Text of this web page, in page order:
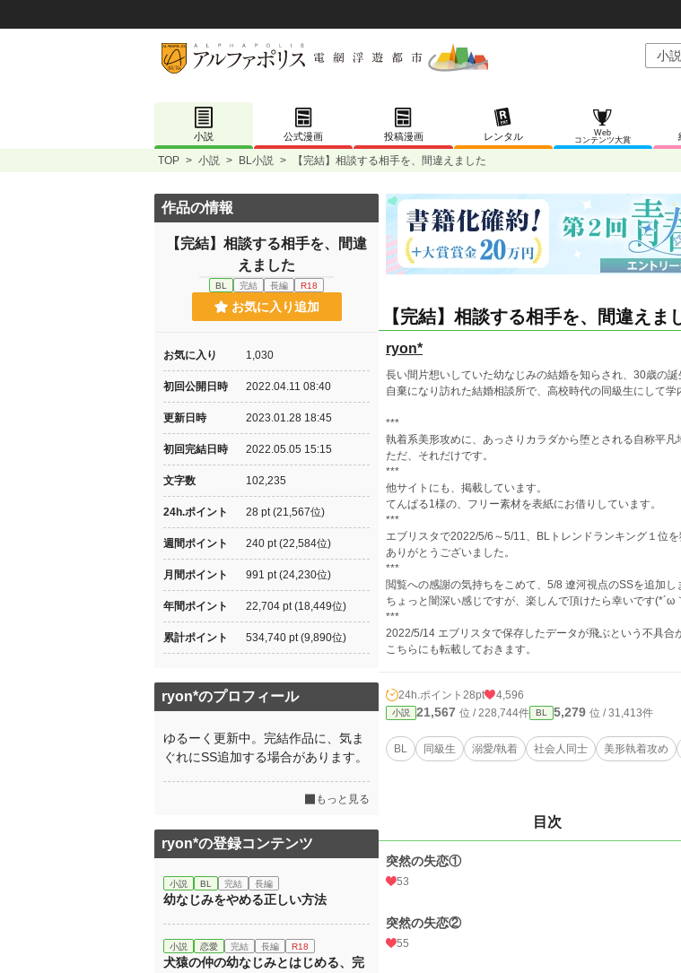
小説 公式漫画 投稿漫画 レンタル
Web
コンテンツ大賞
TOP > 小説 > BL小説 > 【完結】相談する相手を、間違えました
【完結】相談する相手を、間違えま
ryon*
長い間片想いしていた幼なじみの結婚を知らされ、30歳の誕
自棄になり訪れた結婚相談所で、高校時代の同級生にして
***
執着系美形攻めに、あっさりカラダから堕とされる自称平凡
ただ、それだけです。
***
他サイトにも、掲載しています。
てんぱる1様の、フリー素材を表紙にお借りしています。
***
エブリスタで2022/5/6～5/11、BLトレンドランキング１位を
ありがとうございました。
***
閲覧への感謝の気持ちをこめて、5/8 遼河視点のSSを追加し
ちょっと闇深い感じですが、楽しんで頂けたら幸いです(*´ω
***
2022/5/14 エブリスタで保存したデータが飛ぶという不具
こちらにも転載しておきます。
24h.ポイント 28pt 4,596
小説 21,567 位 / 228,744件 BL 5,279 位 / 31,413件
BL 同級生 溺愛/執着 社会人同士 美形執着攻め
目次
突然の失恋①
53
突然の失恋②
55
作品の情報
【完結】相談する相手を、間違
えました
BL 完結 長編 R18
お気に入り追加
お気に入り 1,030
初回公開日時 2022.04.11 08:40
更新日時 2023.01.28 18:45
初回完結日時 2022.05.05 15:15
文字数 102,235
24h.ポイント 28 pt (21,567位)
週間ポイント 240 pt (22,584位)
月間ポイント 991 pt (24,230位)
年間ポイント 22,704 pt (18,449位)
累計ポイント 534,740 pt (9,890位)
ryon*のプロフィール
ゆるーく更新中。完結作品に、気ま
ぐれにSS追加する場合があります。
もっと見る
ryon*の登録コンテンツ
小説 BL 完結 長編
幼なじみをやめる正しい方法
小説 恋愛 完結 長編 R18
犬猿の仲の幼なじみとはじめる、完